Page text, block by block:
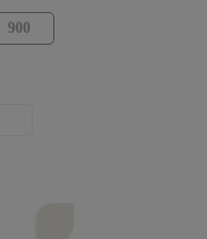
900